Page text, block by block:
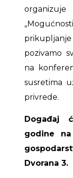
organizuje
pozivamo
na
susretima
privrede.
Događaj
godine na
Dvorana 3.